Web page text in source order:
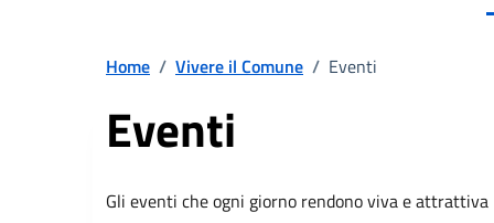
Home / Vivere il Comune / Eventi
Eventi
Gli eventi che ogni giorno rendono viva e